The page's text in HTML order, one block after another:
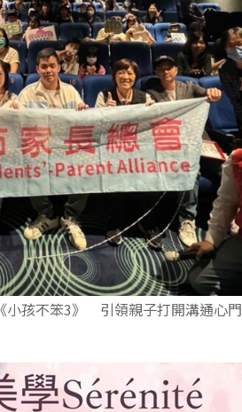
小孩不笨3》 引領親子打開溝通心門